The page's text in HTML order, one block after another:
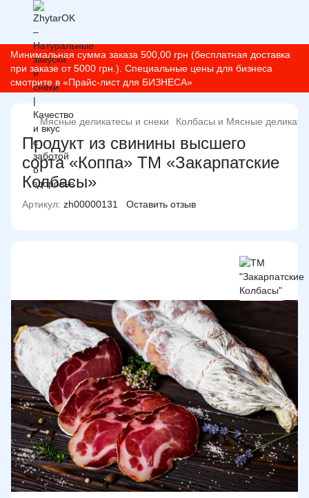
Минимальная сумма заказа 500,00 грн (бесплатная доставка
при заказе от 5000 грн.). Специальные цены для бизнеса
смотрите в «Прайс-лист для БИЗНЕСА»
Мясные деликатесы и снеки Колбасы и Мясные
Продукт из свинины высшего
сорта «Коппа» ТМ «Закарпатские
Колбасы»
Артикул: zh00000131 Оставить отзыв